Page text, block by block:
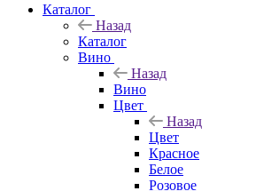
Каталог
Назад
Каталог
Вино
Назад
Вино
Цвет
Назад
Цвет
Красное
Белое
Розовое